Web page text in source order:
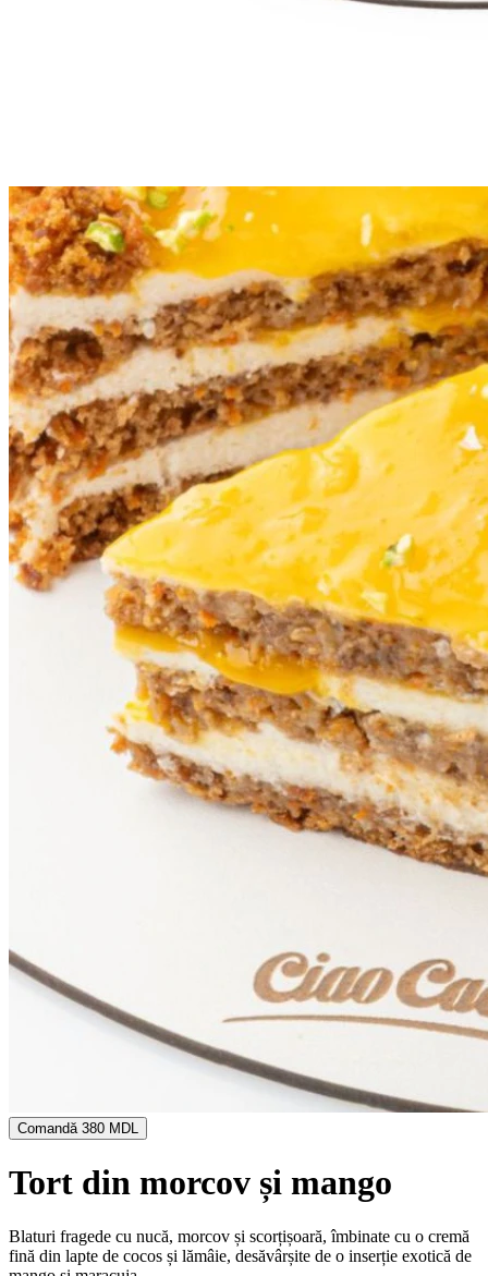
Comandă 380 MDL
Tort din morcov și mango
Blaturi fragede cu nucă, morcov și scorțișoară, îmbinate cu o cremă
fină din lapte de cocos și lămâie, desăvârșite de o inserție exotică de